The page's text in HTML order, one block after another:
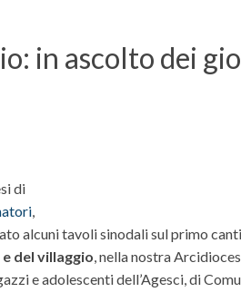
in ascolto dei
di
alcuni tavoli sinodali sul primo
del villaggio , nella nostra
e adolescenti dell’Agesci, di